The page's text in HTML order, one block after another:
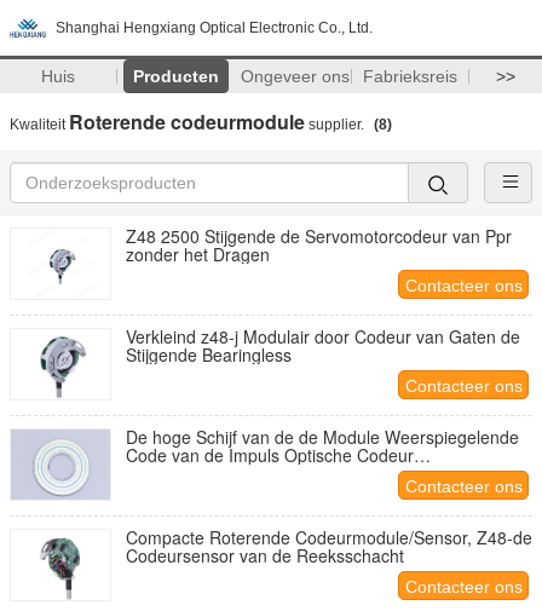
Shanghai Hengxiang Optical Electronic Co., Ltd.
Huis Producten Ongeveer ons Fabrieksreis >>
Kwaliteit Roterende codeurmodule supplier. (8)
Z48 2500 Stijgende de Servomotorcodeur van Ppr
zonder het Dragen
Contacteer ons
Verkleind z48-j Modulair door Codeur van Gaten de
Stijgende Bearingless
Contacteer ons
De hoge Schijf van de de Module Weerspiegelende
Code van de Impuls Optische Codeur
Contacteer ons
Compacte Roterende Codeurmodule/Sensor, Z48-de
Codeursensor van de Reeksschacht
Contacteer ons